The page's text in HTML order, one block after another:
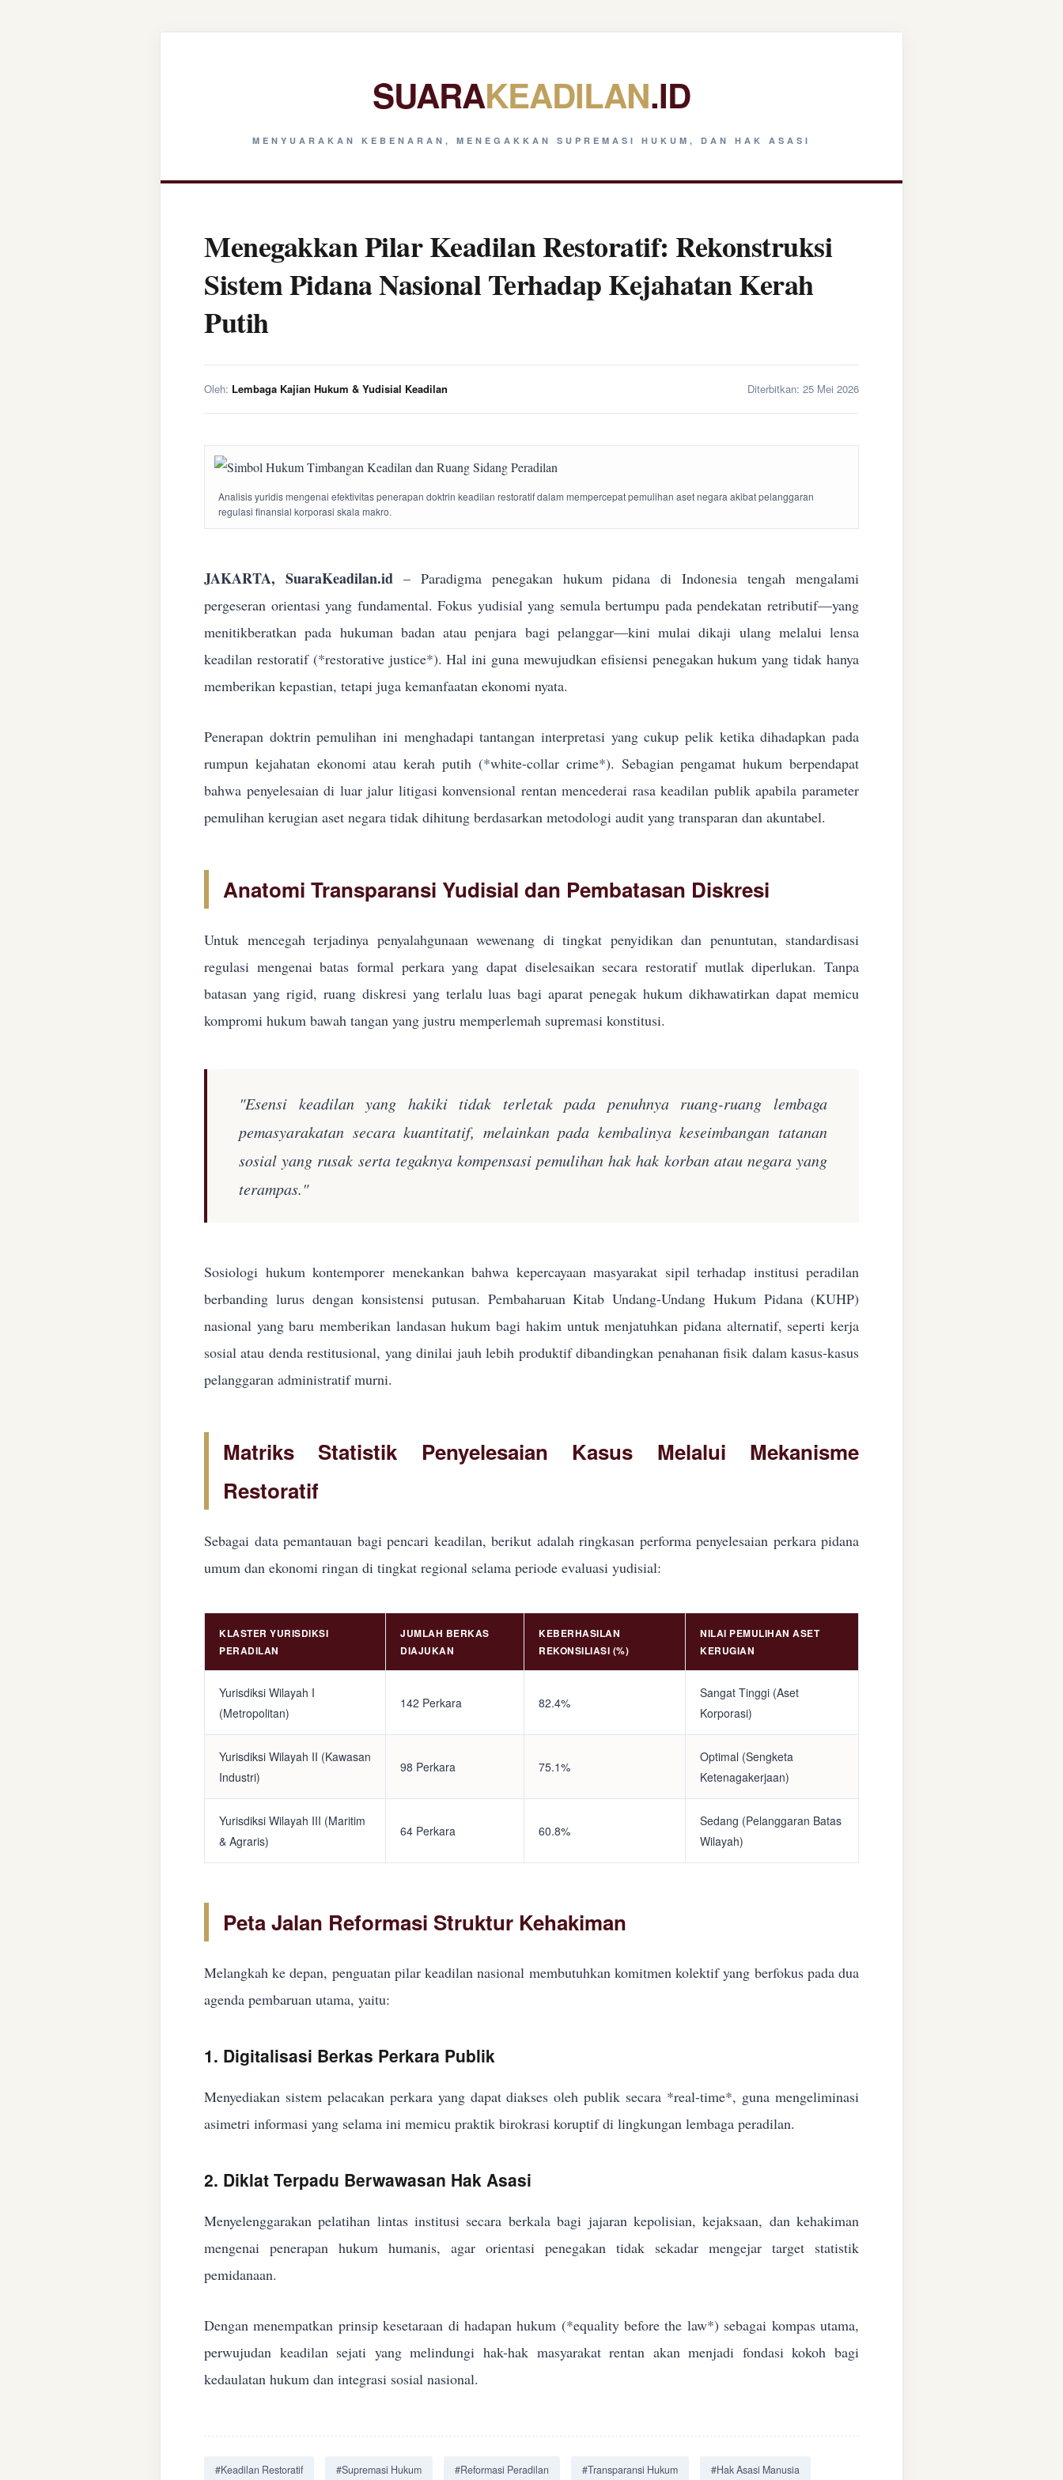
SUARAKEADILAN.ID
MENYUARAKAN KEBENARAN, MENEGAKKAN SUPREMASI HUKUM, DAN HAK ASASI
Menegakkan Pilar Keadilan Restoratif: Rekonstruksi
Sistem Pidana Nasional Terhadap Kejahatan Kerah
Putih
Oleh: Lembaga Kajian Hukum & Yudisial Keadilan Diterbitkan: 25 Mei 2026
Analisis yuridis mengenai efektivitas penerapan doktrin keadilan restoratif dalam mempercepat pemulihan aset negara akibat pelanggaran
regulasi finansial korporasi skala makro.
JAKARTA, SuaraKeadilan.id– Paradigma penegakan hukum pidana di Indonesia tengah mengalami
pergeseran orientasi yang fundamental. Fokus yudisial yang semula bertumpu pada pendekatan retributif—yang
menitikberatkan pada hukuman badan atau penjara bagi pelanggar—kini mulai dikaji ulang melalui lensa
keadilan restoratif (*restorative justice*). Hal ini guna mewujudkan efisiensi penegakan hukum yang tidak hanya
memberikan kepastian, tetapi juga kemanfaatan ekonomi nyata.
Penerapan doktrin pemulihan ini menghadapi tantangan interpretasi yang cukup pelik ketika dihadapkan pada
rumpun kejahatan ekonomi atau kerah putih (*white-collar crime*). Sebagian pengamat hukum berpendapat
bahwa penyelesaian di luar jalur litigasi konvensional rentan mencederai rasa keadilan publik apabila parameter
pemulihan kerugian aset negara tidak dihitung berdasarkan metodologi audit yang transparan dan akuntabel.
Anatomi Transparansi Yudisial dan Pembatasan Diskresi
Untuk mencegah terjadinya penyalahgunaan wewenang di tingkat penyidikan dan penuntutan, standardisasi
regulasi mengenai batas formal perkara yang dapat diselesaikan secara restoratif mutlak diperlukan. Tanpa
batasan yang rigid, ruang diskresi yang terlalu luas bagi aparat penegak hukum dikhawatirkan dapat memicu
kompromi hukum bawah tangan yang justru memperlemah supremasi konstitusi.
"Esensi keadilan yang hakiki tidak terletak pada penuhnya ruang-ruang lembaga
pemasyarakatan secara kuantitatif, melainkan pada kembalinya keseimbangan tatanan
sosial yang rusak serta tegaknya kompensasi pemulihan hak hak korban atau negara yang
terampas."
Sosiologi hukum kontemporer menekankan bahwa kepercayaan masyarakat sipil terhadap institusi peradilan
berbanding lurus dengan konsistensi putusan. Pembaharuan Kitab Undang-Undang Hukum Pidana (KUHP)
nasional yang baru memberikan landasan hukum bagi hakim untuk menjatuhkan pidana alternatif, seperti kerja
sosial atau denda restitusional, yang dinilai jauh lebih produktif dibandingkan penahanan fisik dalam kasus-kasus
pelanggaran administratif murni.
Matriks Statistik Penyelesaian Kasus Melalui Mekanisme
Restoratif
Sebagai data pemantauan bagi pencari keadilan, berikut adalah ringkasan performa penyelesaian perkara pidana
umum dan ekonomi ringan di tingkat regional selama periode evaluasi yudisial:
KLASTER YURISDIKSI
PERADILAN
JUMLAH BERKAS
DIAJUKAN
KEBERHASILAN
REKONSILIASI (%)
NILAI PEMULIHAN ASET
KERUGIAN
Yurisdiksi Wilayah I
(Metropolitan)
142 Perkara 82.4%
Sangat Tinggi (Aset
Korporasi)
Yurisdiksi Wilayah II (Kawasan
Industri)
98 Perkara 75.1%
Optimal (Sengketa
Ketenagakerjaan)
Yurisdiksi Wilayah III (Maritim
& Agraris)
64 Perkara 60.8%
Sedang (Pelanggaran Batas
Wilayah)
Peta Jalan Reformasi Struktur Kehakiman
Melangkah ke depan, penguatan pilar keadilan nasional membutuhkan komitmen kolektif yang berfokus pada dua
agenda pembaruan utama, yaitu:
1. Digitalisasi Berkas Perkara Publik
Menyediakan sistem pelacakan perkara yang dapat diakses oleh publik secara *real-time*, guna mengeliminasi
asimetri informasi yang selama ini memicu praktik birokrasi koruptif di lingkungan lembaga peradilan.
2. Diklat Terpadu Berwawasan Hak Asasi
Menyelenggarakan pelatihan lintas institusi secara berkala bagi jajaran kepolisian, kejaksaan, dan kehakiman
mengenai penerapan hukum humanis, agar orientasi penegakan tidak sekadar mengejar target statistik
pemidanaan.
Dengan menempatkan prinsip kesetaraan di hadapan hukum (*equality before the law*) sebagai kompas utama,
perwujudan keadilan sejati yang melindungi hak-hak masyarakat rentan akan menjadi fondasi kokoh bagi
kedaulatan hukum dan integrasi sosial nasional.
#Keadilan Restoratif #Supremasi Hukum #Reformasi Peradilan #Transparansi Hukum #Hak Asasi Manusia